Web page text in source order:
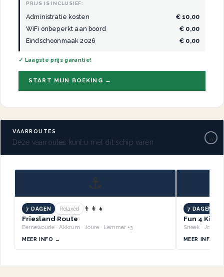
PRIJS IS INCLUSIEF:
Administratie kosten
€ 10,00
WiFi onbeperkt aan boord
€ 0,00
Eindschoonmaak 2026
€ 0,00
✓ Laagste prijs garantie!
START MIJN BOEKING →
VAARROUTES
Deze vaarroutes kunt u met dit schip varen −
⚓
7 DAGEN Relaxed
👨‍👩‍👧
Friesland Route
Eernewoude · Akkrum · Joure · Lemmer +3
MEER INFO →
7 DAGEN
Fun 4 Kids
MEER INFO →